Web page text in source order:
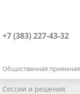
+7 (383) 227-43-32
Общественная приемная
Сессии и решения